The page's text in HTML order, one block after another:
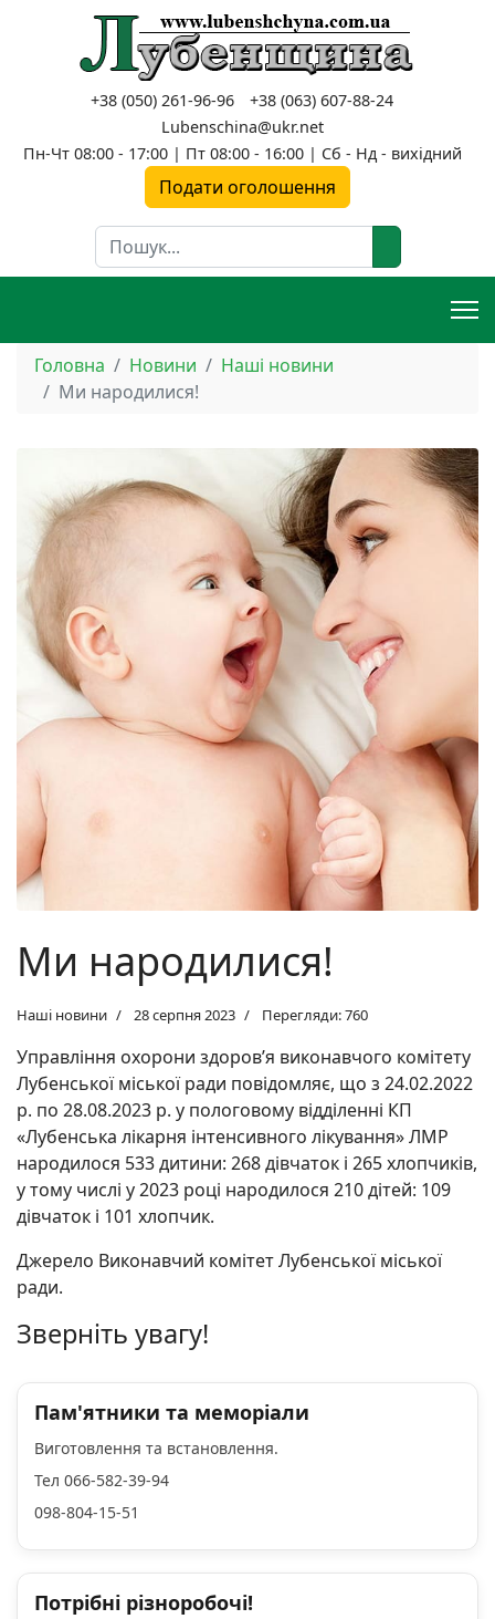
+38 (050) 261-96-96
+38 (063) 607-88-24
Lubenschina@ukr.net
Пн-Чт 08:00 - 17:00 | Пт 08:00 - 16:00 | Сб - Нд - вихідний
Подати оголошення
Пошук
Головна Новини
Наші новини
Ми народилися!
Ми народилися!
Наші новини 28 серпня 2023 Перегляди: 760
Управління охорони здоров’я виконавчого комітету
Лубенської міської ради повідомляє, що з 24.02.2022
р. по 28.08.2023 р. у пологовому відділенні КП
«Лубенська лікарня інтенсивного лікування» ЛМР
народилося 533 дитини: 268 дівчаток і 265 хлопчиків,
у тому числі у 2023 році народилося 210 дітей: 109
дівчаток і 101 хлопчик.
Джерело Виконавчий комітет Лубенської міської
ради.
Зверніть увагу!
Пам'ятники та меморіали
Виготовлення та встановлення.
Тел 066-582-39-94
098-804-15-51
Потрібні різноробочі!